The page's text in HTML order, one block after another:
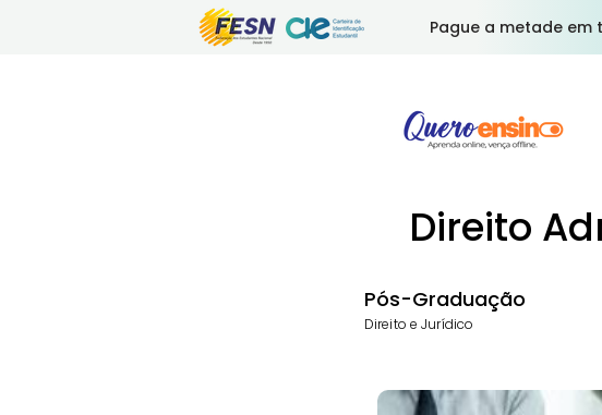
Pague a metade em
Direito
Pós-Graduação
Direito e Jurídico